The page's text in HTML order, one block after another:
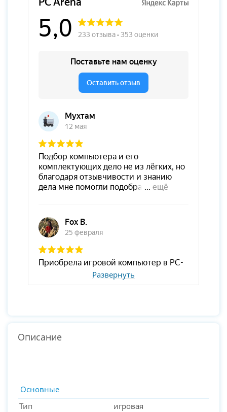
Развернуть
Описание
Основные
Тип
игровая